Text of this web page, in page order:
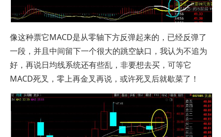
像这种票它MACD是从零轴下方反弹起来的，已经反弹了
一段，并且中间留下一个很大的跳空缺口，我认为不追为
好，再说日均线系统还有些乱，非要想去买，可等它
MACD死叉，零上再金叉再说，或许死叉后就歇菜了！